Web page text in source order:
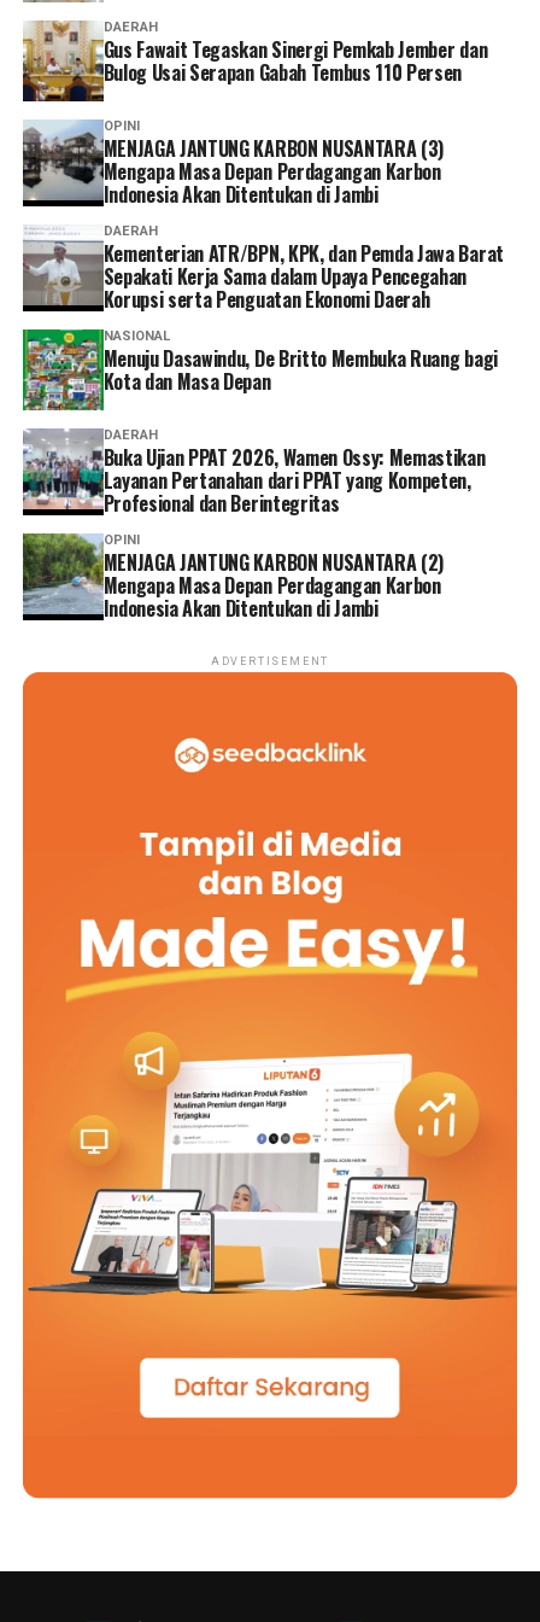
dipersiapkan. Seperti Borobudur, sudah ada kawasan
untuk pasar UMKMnya jadi hidup masyarakat.
Muarojambi juga harus dibangun dengan melibatkan
seluruh pihak, termasuk masyarakat,” ujarnya.
‎Sementara itu, seorang warga Muarojambi menilai
pelibatan masyarakat dalam pengembangan kawasan
masih belum optimal.
‎”Ya, ada yang dianakemaskan, ada yang tidak. Kami juga
kaget tadi tiba-tiba baru ada undangan,” tuturnya.
‎Warga berharap keberadaan Museum Sriwijaya
Dharmakirti dan revitalisasi KCBN Muarojambi benar-
benar memberikan manfaat bagi masyarakat sekitar,
pelaku UMKM, serta komunitas budaya di kawasan
tersebut.
Reporter:Juan Ambarita
DAERAH
Gus Fawait Tegaskan Sinergi Pemkab Jember dan
Bulog Usai Serapan Gabah Tembus 110 Persen
OPINI
MENJAGA JANTUNG KARBON NUSANTARA (3)
Mengapa Masa Depan Perdagangan Karbon
Indonesia Akan Ditentukan di Jambi
DAERAH
Kementerian ATR/BPN, KPK, dan Pemda Jawa Barat
Sepakati Kerja Sama dalam Upaya Pencegahan
Korupsi serta Penguatan Ekonomi Daerah
NASIONAL
Menuju Dasawindu, De Britto Membuka Ruang bagi
Kota dan Masa Depan
DAERAH
Buka Ujian PPAT 2026, Wamen Ossy: Memastikan
Layanan Pertanahan dari PPAT yang Kompeten,
Profesional dan Berintegritas
OPINI
MENJAGA JANTUNG KARBON NUSANTARA (2)
Mengapa Masa Depan Perdagangan Karbon
Indonesia Akan Ditentukan di Jambi
ADVERTISEMENT